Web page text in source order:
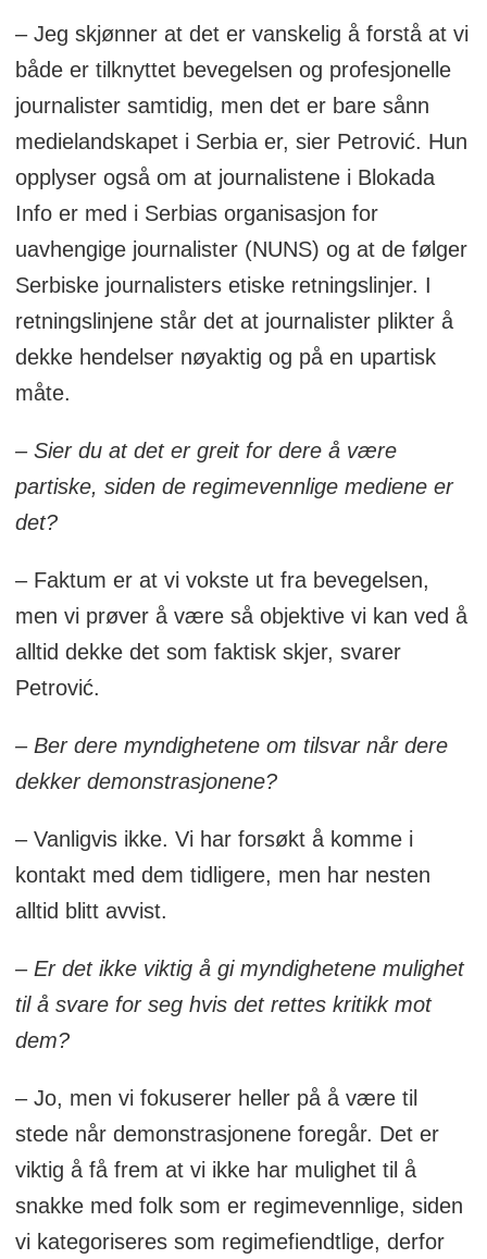
– Jeg skjønner at det er vanskelig å forstå at vi
både er tilknyttet bevegelsen og profesjonelle
journalister samtidig, men det er bare sånn
medielandskapet i Serbia er, sier Petrović. Hun
opplyser også om at journalistene i Blokada
Info er med i Serbias organisasjon for
uavhengige journalister (NUNS) og at de følger
Serbiske journalisters etiske retningslinjer. I
retningslinjene står det at journalister plikter å
dekke hendelser nøyaktig og på en upartisk
måte.
– Sier du at det er greit for dere å være
partiske, siden de regimevennlige mediene er
det?
– Faktum er at vi vokste ut fra bevegelsen,
men vi prøver å være så objektive vi kan ved å
alltid dekke det som faktisk skjer, svarer
Petrović.
– Ber dere myndighetene om tilsvar når dere
dekker demonstrasjonene?
– Vanligvis ikke. Vi har forsøkt å komme i
kontakt med dem tidligere, men har nesten
alltid blitt avvist.
– Er det ikke viktig å gi myndighetene mulighet
til å svare for seg hvis det rettes kritikk mot
dem?
– Jo, men vi fokuserer heller på å være til
stede når demonstrasjonene foregår. Det er
viktig å få frem at vi ikke har mulighet til å
snakke med folk som er regimevennlige, siden
vi kategoriseres som regimefiendtlige, derfor